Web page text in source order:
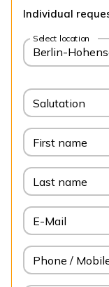
Individual
Select location
Berlin-
Salutation
First name
Last name
E-Mail
Phone /